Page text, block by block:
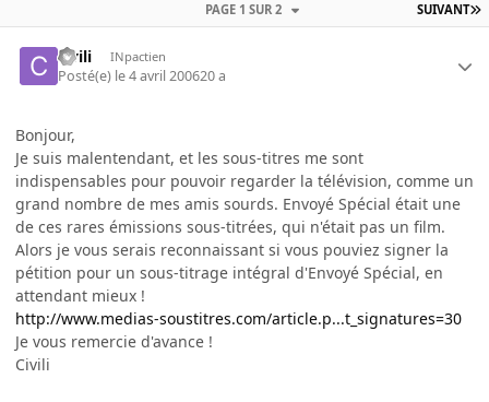
SUIVANT
PAGE 1 SUR 2
civili INpactien
Posté(e) le 4 avril 200620 a
Bonjour,
Je suis malentendant, et les sous-titres me sont
indispensables pour pouvoir regarder la télévision, comme un
grand nombre de mes amis sourds. Envoyé Spécial était une
de ces rares émissions sous-titrées, qui n'était pas un film.
Alors je vous serais reconnaissant si vous pouviez signer la
pétition pour un sous-titrage intégral d'Envoyé Spécial, en
attendant mieux !
http://www.medias-soustitres.com/article.p...t_signatures=30
Je vous remercie d'avance !
Civili